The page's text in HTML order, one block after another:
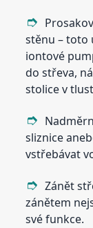
stěnu – toto
iontové
do střeva,
stolice v
sliznice
vstřebávat
Zánět
zánětem
své funkce.